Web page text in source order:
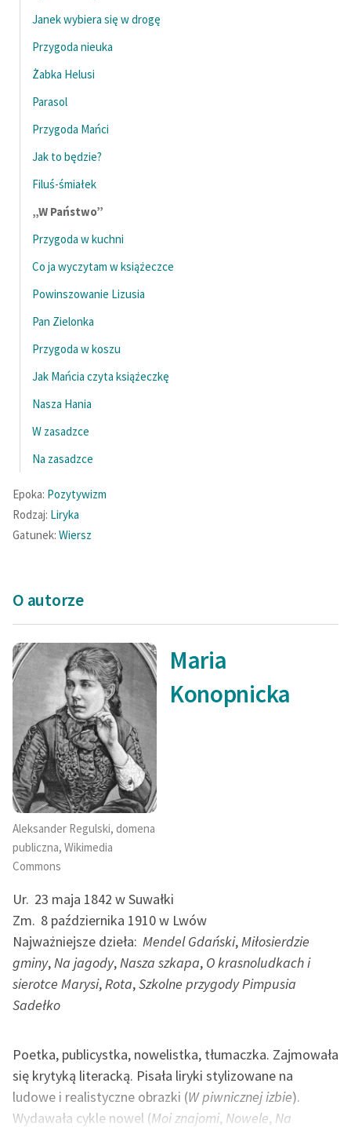
Janek wybiera się w drogę
Przygoda nieuka
Żabka Helusi
Parasol
Przygoda Mańci
Jak to będzie?
Filuś-śmiałek
„W Państwo”
Przygoda w kuchni
Co ja wyczytam w książeczce
Powinszowanie Lizusia
Pan Zielonka
Przygoda w koszu
Jak Mańcia czyta książeczkę
Nasza Hania
W zasadzce
Na zasadzce
Epoka: Pozytywizm
Rodzaj: Liryka
Gatunek: Wiersz
O autorze
Aleksander Regulski, domena
publiczna, Wikimedia
Commons
Maria
Konopnicka
Ur. 23 maja 1842 w Suwałki
Zm. 8 października 1910 w Lwów
Najważniejsze dzieła: Mendel Gdański,Miłosierdzie
gminy,Na jagody,Nasza szkapa, O krasnoludkach i
sierotce Marysi,Rota,Szkolne przygody Pimpusia
Sadełko
Poetka, publicystka, nowelistka, tłumaczka. Zajmowała
się krytyką literacką. Pisała liryki stylizowane na
ludowe i realistyczne obrazki (W piwnicznej izbie).
Wydawała cykle nowel (Moi znajomi, Nowele, Na